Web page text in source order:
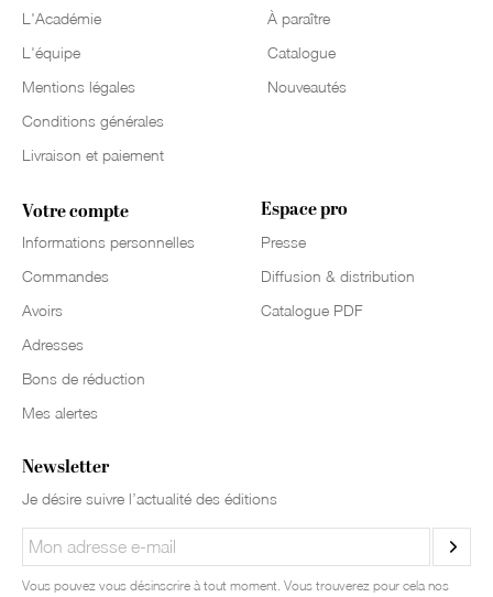
L'Académie
L'équipe
Mentions légales
Conditions générales
Livraison et paiement
À paraître
Catalogue
Nouveautés
Votre compte
Informations personnelles
Commandes
Avoirs
Adresses
Bons de réduction
Mes alertes
Espace pro
Presse
Diffusion & distribution
Catalogue PDF
Newsletter
Je désire suivre l’actualité des éditions
Vous pouvez vous désinscrire à tout moment. Vous trouverez pour cela nos